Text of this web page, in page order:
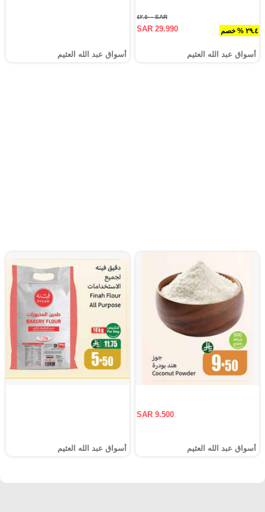
٢٩.٤ % خصم
SAR ٤٢.٥٠٠
SAR 29.990
أسواق عبد الله العثيم أسواق عبد الله العثيم
SAR 9.500
أسواق عبد الله العثيم أسواق عبد الله العثيم